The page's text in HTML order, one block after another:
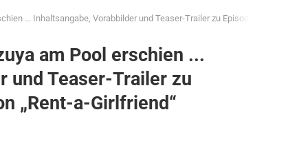
... Inhaltsangabe, Vorabbilder und Teaser-Trailer zu Episode 2 der 5.
am Pool erschien ...
und Teaser-Trailer zu
„Rent-a-Girlfriend“